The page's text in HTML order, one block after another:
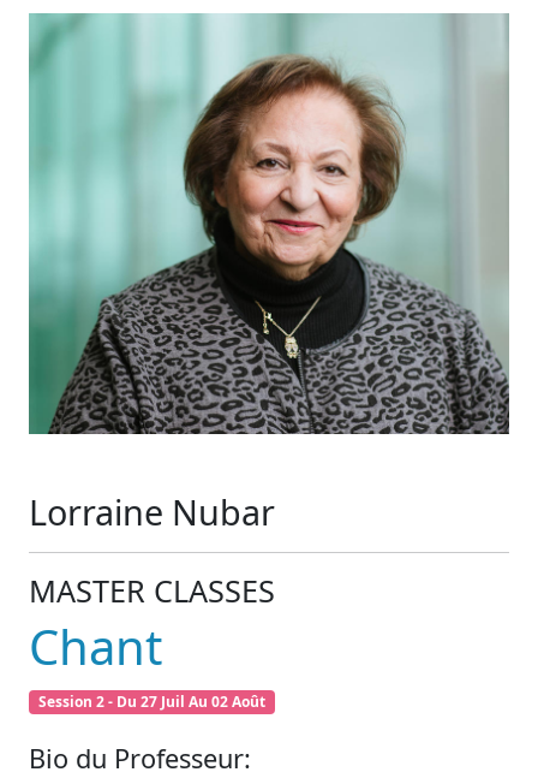
Lorraine Nubar
MASTER CLASSES
Chant
Session 2 - Du 27 Juil Au 02 Août
Bio du Professeur: